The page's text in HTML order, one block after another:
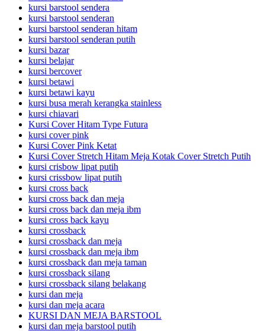
kursi barstool sendera
kursi barstool senderan
kursi barstool senderan hitam
kursi barstool senderan putih
kursi bazar
kursi belajar
kursi bercover
kursi betawi
kursi betawi kayu
kursi busa merah kerangka stainless
kursi chiavari
Kursi Cover Hitam Type Futura
kursi cover pink
Kursi Cover Pink Ketat
Kursi Cover Stretch Hitam Meja Kotak Cover Stretch Putih
kursi crisbow lipat putih
kursi crissbow lipat putih
kursi cross back
kursi cross back dan meja
kursi cross back dan meja ibm
kursi cross back kayu
kursi crossback
kursi crossback dan meja
kursi crossback dan meja ibm
kursi crossback dan meja taman
kursi crossback silang
kursi crossback silang belakang
kursi dan meja
kursi dan meja acara
KURSI DAN MEJA BARSTOOL
kursi dan meja barstool putih